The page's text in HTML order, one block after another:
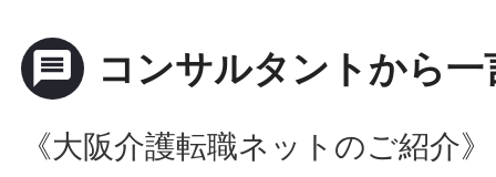
message コンサルタントから一
《大阪介護転職ネットのご紹介》